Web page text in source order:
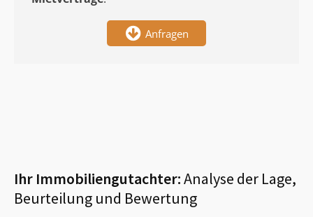
Anfragen
Ihr Immobiliengutachter:Analyse der Lage,
Beurteilung und Bewertung